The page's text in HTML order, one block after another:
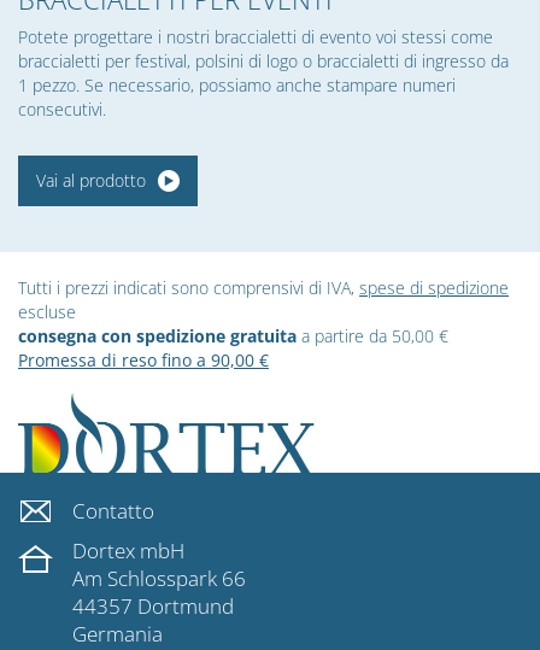
Potete progettare i nostri braccialetti di evento voi stessi come
braccialetti per festival, polsini di logo o braccialetti di ingresso da
1 pezzo. Se necessario, possiamo anche stampare numeri
consecutivi.
Vai al prodotto
Tutti i prezzi indicati sono comprensivi di IVA, spese di spedizione
escluse
consegna con spedizione gratuita a partire da 50,00 €
Promessa di reso fino a 90,00 €
Contatto
Dortex mbH
Am Schlosspark 66
44357 Dortmund
Germania